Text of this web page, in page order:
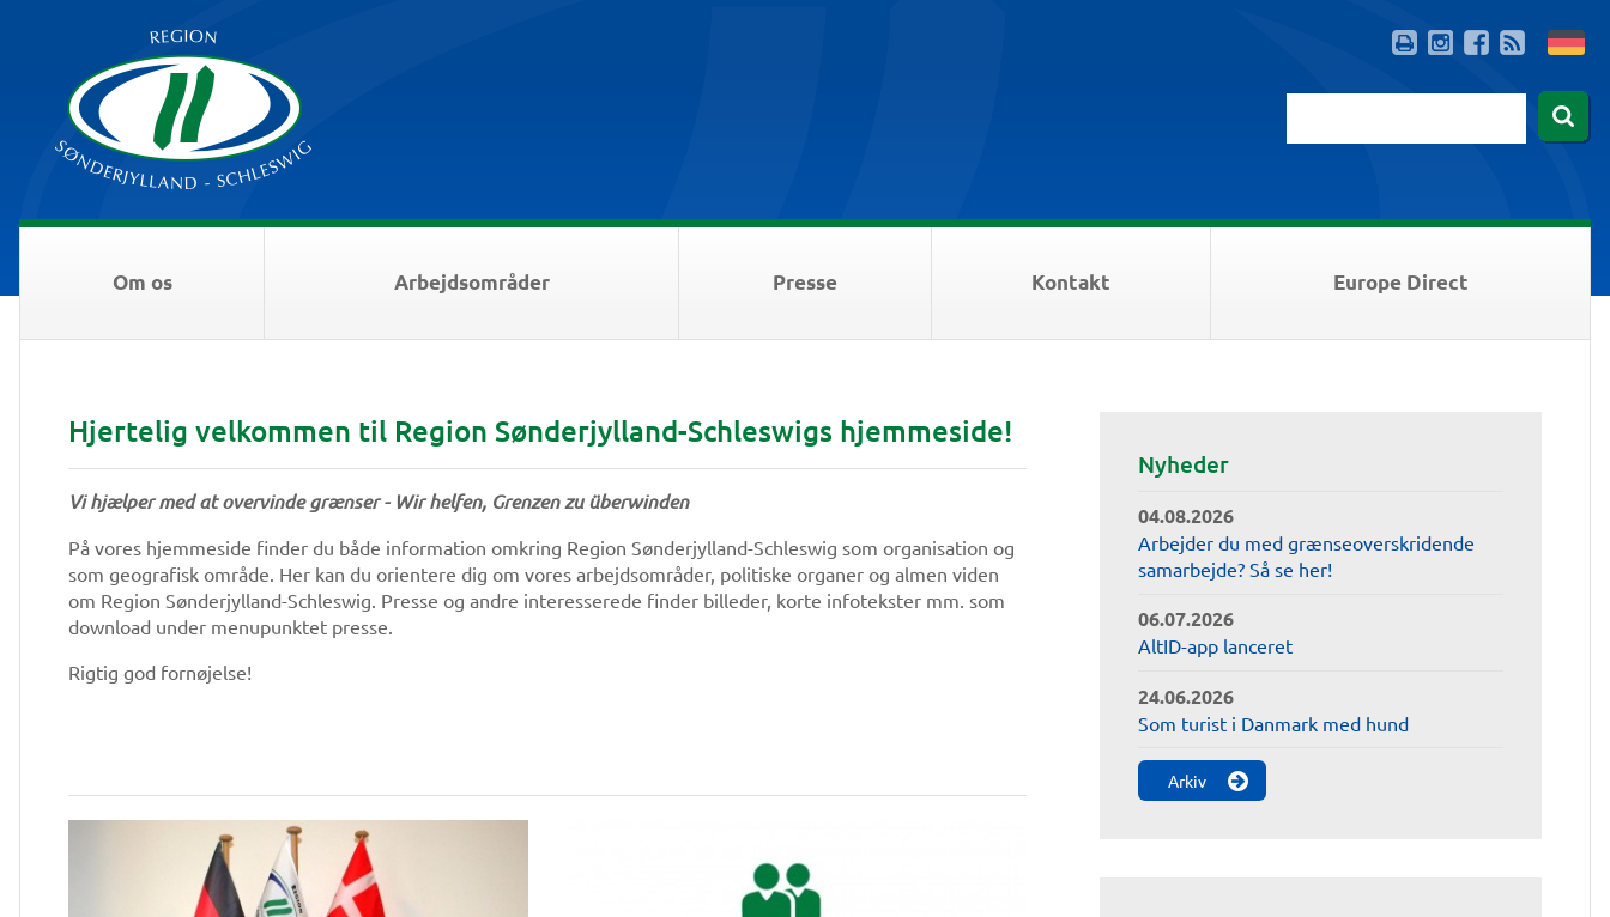
Om os Arbejdsområder Presse Kontakt Europe Direct
Hjertelig velkommen til Region Sønderjylland-Schleswigs hjemmeside!
Vi hjælper med at overvinde grænser - Wir helfen, Grenzen zu überwinden
På vores hjemmeside finder du både information omkring Region Sønderjylland-Schleswig som organisation og
som geografisk område. Her kan du orientere dig om vores arbejdsområder, politiske organer og almen viden
om Region Sønderjylland-Schleswig. Presse og andre interesserede finder billeder, korte infotekster mm. som
download under menupunktet presse.
Rigtig god fornøjelse!
Nyheder
04.08.2026
Arbejder du med grænseoverskridende
samarbejde? Så se her!
06.07.2026
AltID-app lanceret
24.06.2026
Som turist i Danmark med hund
Arkiv